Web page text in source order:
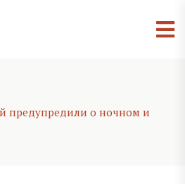
предупредили о ночном и